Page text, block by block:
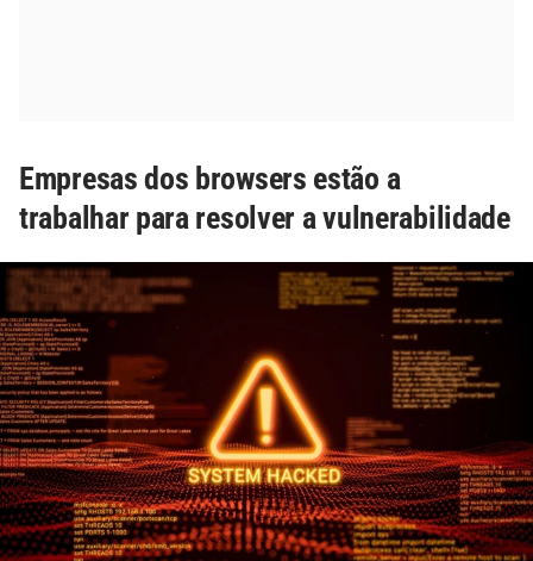
Empresas dos browsers estão a
trabalhar para resolver a vulnerabilidade